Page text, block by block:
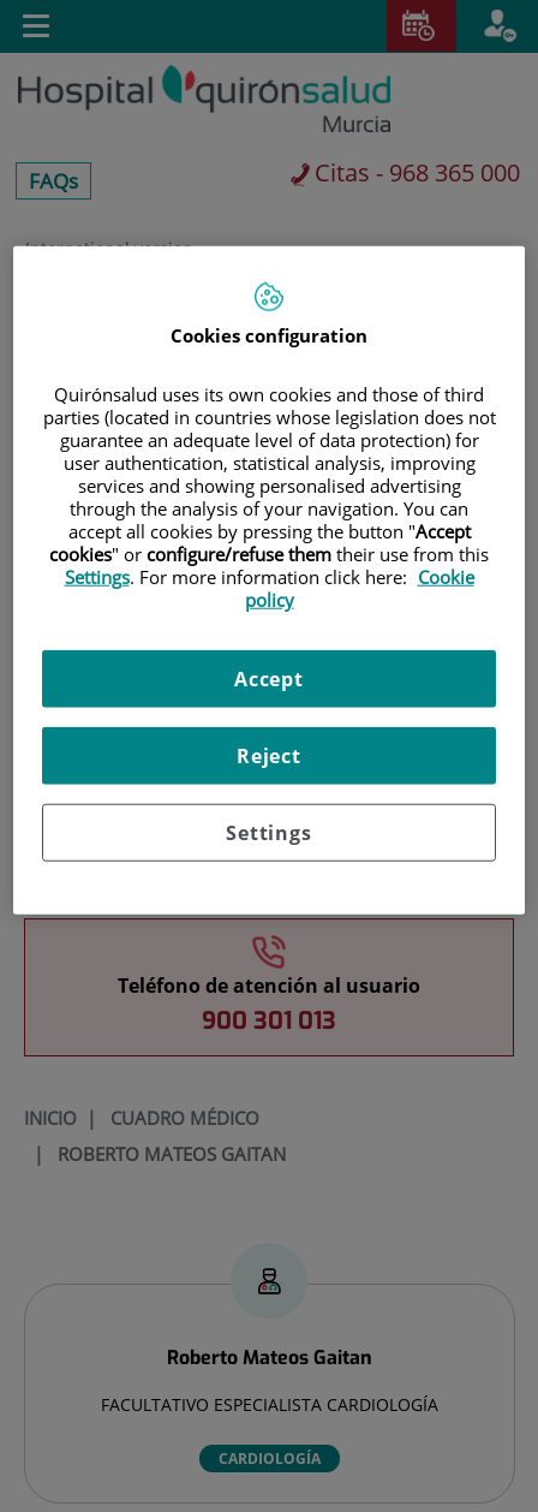
Saltar al contenido
SaltarInternational version
centros-
faq
FAQs Citas - 968 365 000
Toggle
navigation
Pacientes y visitantes
Docencia
Teléfono de atención al usuario
900 301 013
INICIO| CUADRO MÉDICO
| ROBERTO MATEOS GAITAN
RobertoMateos Gaitan
FACULTATIVO ESPECIALISTA CARDIOLOGÍA
CARDIOLOGÍA
Cookies configuration
Quirónsalud uses its own cookies and those of third
parties (located in countries whose legislation does not
guarantee an adequate level of data protection) for
user authentication, statistical analysis, improving
services and showing personalised advertising
through the analysis of your navigation. You can
accept all cookies by pressing the button "Accept
cookies" or configure/refuse them their use from this
Settings. For more information click here: Cookie
policy
Settings
Reject
Accept